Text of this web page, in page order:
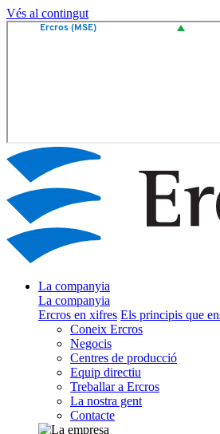
Vés al contingut
La companyia
La companyia
Ercros en xifres Els principis que
Coneix Ercros
Negocis
Centres de producció
Equip directiu
Treballar a Ercros
La nostra gent
Contacte